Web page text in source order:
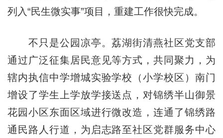
列入“民生微实事”项目，重建工作很快完成。
不只是公园凉亭。荔湖街清燕社区党支部
通过广泛征集居民意见等方式，共同聚力，为
辖内执信中学增城实验学校（小学校区）南门
增设了学生上学放学接送点，对锦绣半山御景
花园小区东面区域进行微改造，连通了锦绣路
通民路人行道，为启志路至社区党群服务中心